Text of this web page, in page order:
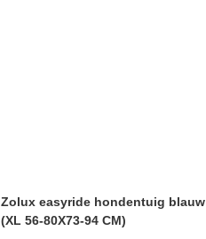
Zolux easyride hondentuig blauw
(XL 56-80X73-94 CM)